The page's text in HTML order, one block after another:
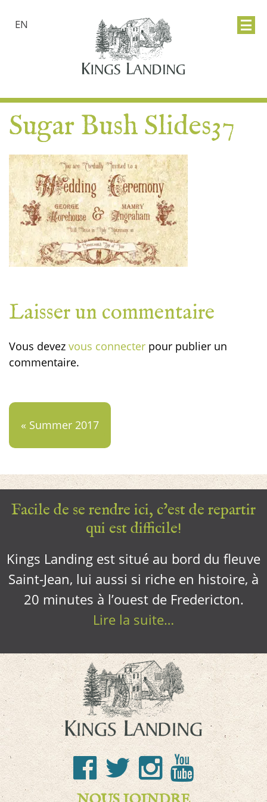
EN
Sugar Bush Slides37
Laisser un commentaire
Vous devez vous connecter pour publier un
commentaire.
« Summer 2017
Facile de se rendre ici, c’est de repartir
qui est difficile!
Kings Landing est situé au bord du fleuve
Saint-Jean, lui aussi si riche en histoire, à
20 minutes à l’ouest de Fredericton.
Lire la suite…